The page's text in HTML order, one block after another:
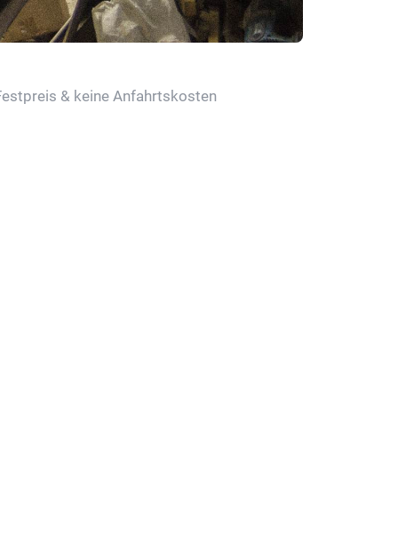
& keine Anfahrtskosten